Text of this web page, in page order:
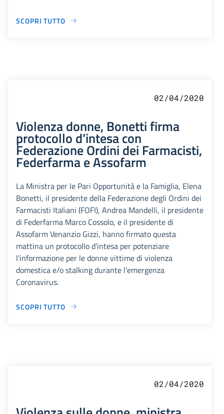
SCOPRI TUTTO
02/04/2020
Violenza donne, Bonetti firma
protocollo d’intesa con
Federazione Ordini dei Farmacisti,
Federfarma e Assofarm
La Ministra per le Pari Opportunità e la Famiglia, Elena
Bonetti, il presidente della Federazione degli Ordini dei
Farmacisti Italiani (FOFI), Andrea Mandelli, il presidente
di Federfarma Marco Cossolo, e il presidente di
Assofarm Venanzio Gizzi, hanno firmato questa
mattina un protocollo d’intesa per potenziare
l’informazione per le donne vittime di violenza
domestica e/o stalking durante l’emergenza
Coronavirus.
SCOPRI TUTTO
02/04/2020